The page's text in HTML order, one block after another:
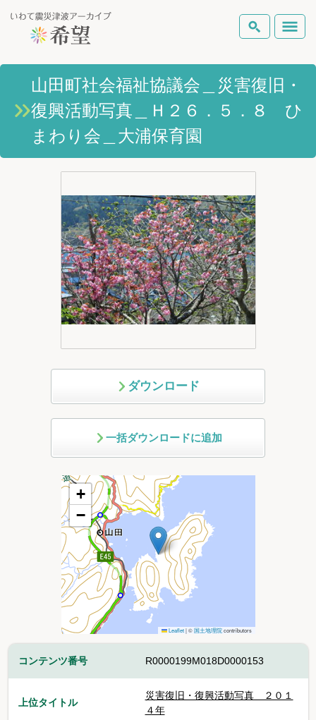
いわて震災津波アーカイブとは
岩手県の被害状況
Foreign Laguage
検索
テーマから探す 地図から探す
山田町社会福祉協議会＿災害復旧・
復興活動写真＿Ｈ２６．５．８ ひ
まわり会＿大浦保育園
ダウンロード
一括ダウンロードに追加
+
−
Leaflet |©国土地理院contributors
コンテンツ番号 R0000199M018D0000153
上位タイトル
災害復旧・復興活動写真 ２０１
４年